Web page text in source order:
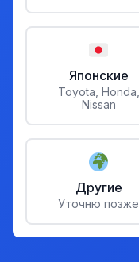
Японские
Toyota, Honda,
Nissan
Другие
Уточню позже